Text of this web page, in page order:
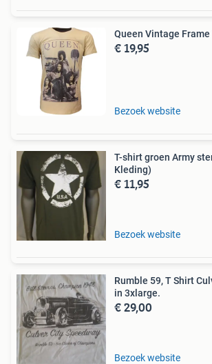
Queen Vintage Frame
€ 19,95
Bezoek website
T-shirt groen Army
Kleding)
€ 11,95
Bezoek website
Rumble 59, T Shirt Culver City Speedway
in 3xlarge.
€ 29,00
Bezoek website